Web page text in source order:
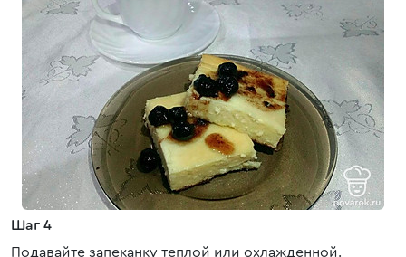
Шаг 4
Подавайте запеканку теплой или охлажденной.